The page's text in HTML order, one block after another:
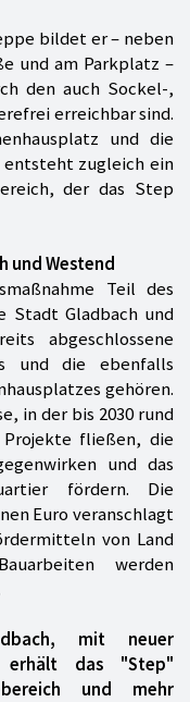
bildet er – neben
und am Parkplatz –
den auch Sockel-,
erreichbar sind.
und die
zugleich ein
der das Step
und Westend
Teil des
Stadt Gladbach und
abgeschlossene
und die ebenfalls
gehören.
in der bis 2030 rund
fließen, die
und das
fördern. Die
Euro veranschlagt
von Land
werden
mit neuer
erhält das "Step"
und mehr